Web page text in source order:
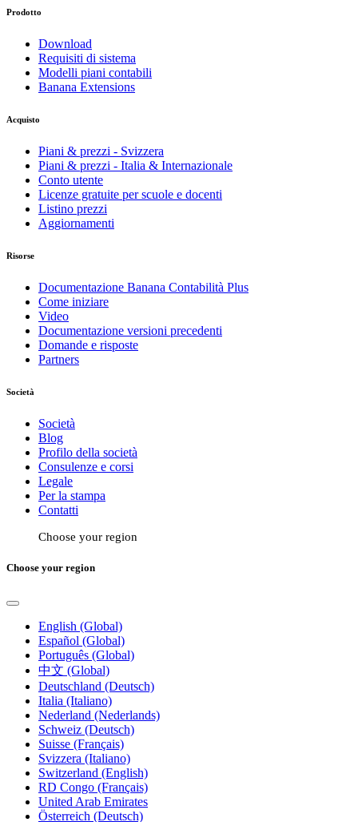
Prodotto
Download
Requisiti di sistema
Modelli piani contabili
Banana Extensions
Acquisto
Piani & prezzi - Svizzera
Piani & prezzi - Italia & Internazionale
Conto utente
Licenze gratuite per scuole e docenti
Listino prezzi
Aggiornamenti
Risorse
Documentazione Banana Contabilità Plus
Come iniziare
Video
Documentazione versioni precedenti
Domande e risposte
Partners
Società
Società
Blog
Profilo della società
Consulenze e corsi
Legale
Per la stampa
Contatti
Choose your region
Choose your region
English (Global)
Español (Global)
Português (Global)
中文 (Global)
Deutschland (Deutsch)
Italia (Italiano)
Nederland (Nederlands)
Schweiz (Deutsch)
Suisse (Français)
Svizzera (Italiano)
Switzerland (English)
RD Congo (Français)
United Arab Emirates
Österreich (Deutsch)